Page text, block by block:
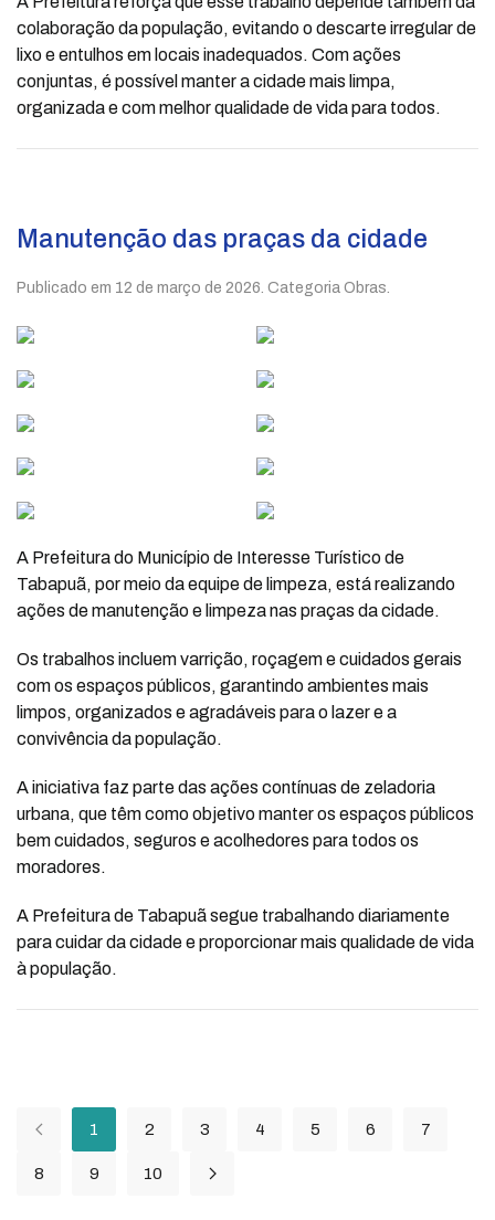
colaboração da população, evitando o descarte irregular de
lixo e entulhos em locais inadequados. Com ações
conjuntas, é possível manter a cidade mais limpa,
organizada e com melhor qualidade de vida para todos.
Manutenção das praças da cidade
Publicado em 12 de março de 2026 . Categoria Obras.
A Prefeitura do Município de Interesse Turístico de
Tabapuã, por meio da equipe de limpeza, está realizando
ações de manutenção e limpeza nas praças da cidade.
Os trabalhos incluem varrição, roçagem e cuidados gerais
com os espaços públicos, garantindo ambientes mais
limpos, organizados e agradáveis para o lazer e a
convivência da população.
A iniciativa faz parte das ações contínuas de zeladoria
urbana, que têm como objetivo manter os espaços públicos
bem cuidados, seguros e acolhedores para todos os
moradores.
A Prefeitura de Tabapuã segue trabalhando diariamente
para cuidar da cidade e proporcionar mais qualidade de vida
à população.
1 2 3 4 5 6 7
8 9 10